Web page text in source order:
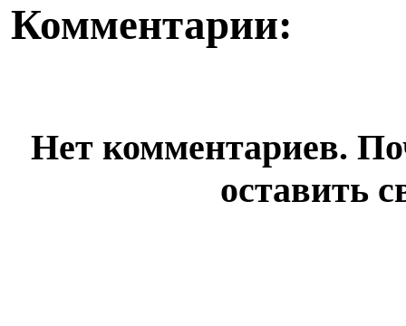
Комментарии:
Нет комментариев.
оставить